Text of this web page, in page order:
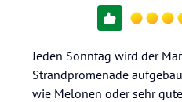
Jeden Sonntag wird der
Strandpromenade
wie Melonen oder sehr